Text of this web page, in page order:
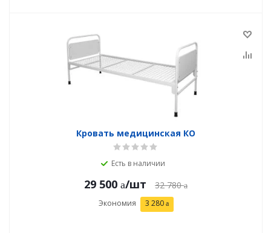
Кровать медицинская КО
Есть в наличии
29 500 /шт 32 780
Экономия 3 280